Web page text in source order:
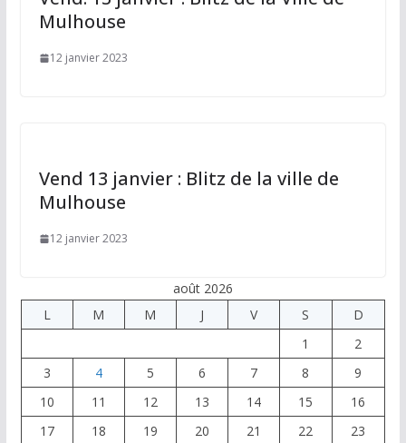
Mulhouse
12 janvier 2023
Vend 13 janvier : Blitz de la ville de
Mulhouse
12 janvier 2023
août 2026
L
M M J V S
D
1
2
3
4 5 6 7 8
9
10
11 12 13 14 15
16
17
18 19 20 21 22 23